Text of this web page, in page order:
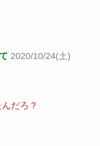
2020/10/24(土)
だろ？